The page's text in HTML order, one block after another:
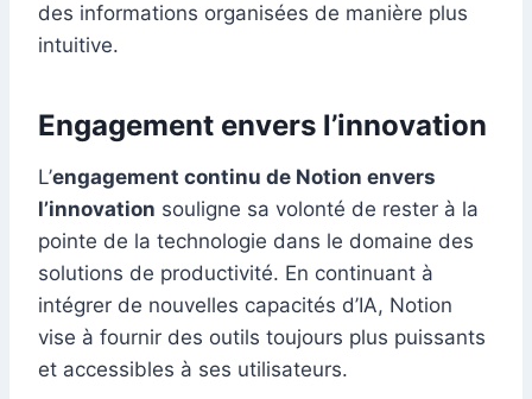
des informations organisées de manière plus
intuitive.
Engagement envers l’innovation
L’engagement continu de Notion envers
l’innovation souligne sa volonté de rester à la
pointe de la technologie dans le domaine des
solutions de productivité. En continuant à
intégrer de nouvelles capacités d’IA, Notion
vise à fournir des outils toujours plus puissants
et accessibles à ses utilisateurs.